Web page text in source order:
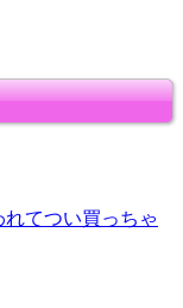
てつい買っちゃ